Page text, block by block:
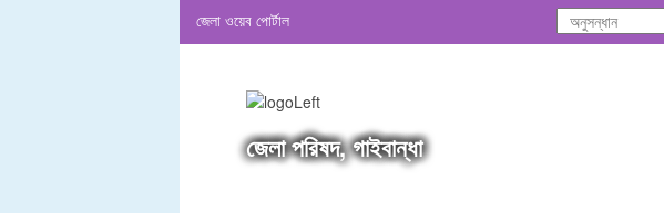
জেলা ওয়েব পোর্টাল
জেলা পরিষদ, গাইবান্ধা